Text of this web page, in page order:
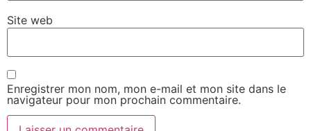
Site web
Enregistrer mon nom, mon e-mail et mon site dans le
navigateur pour mon prochain commentaire.